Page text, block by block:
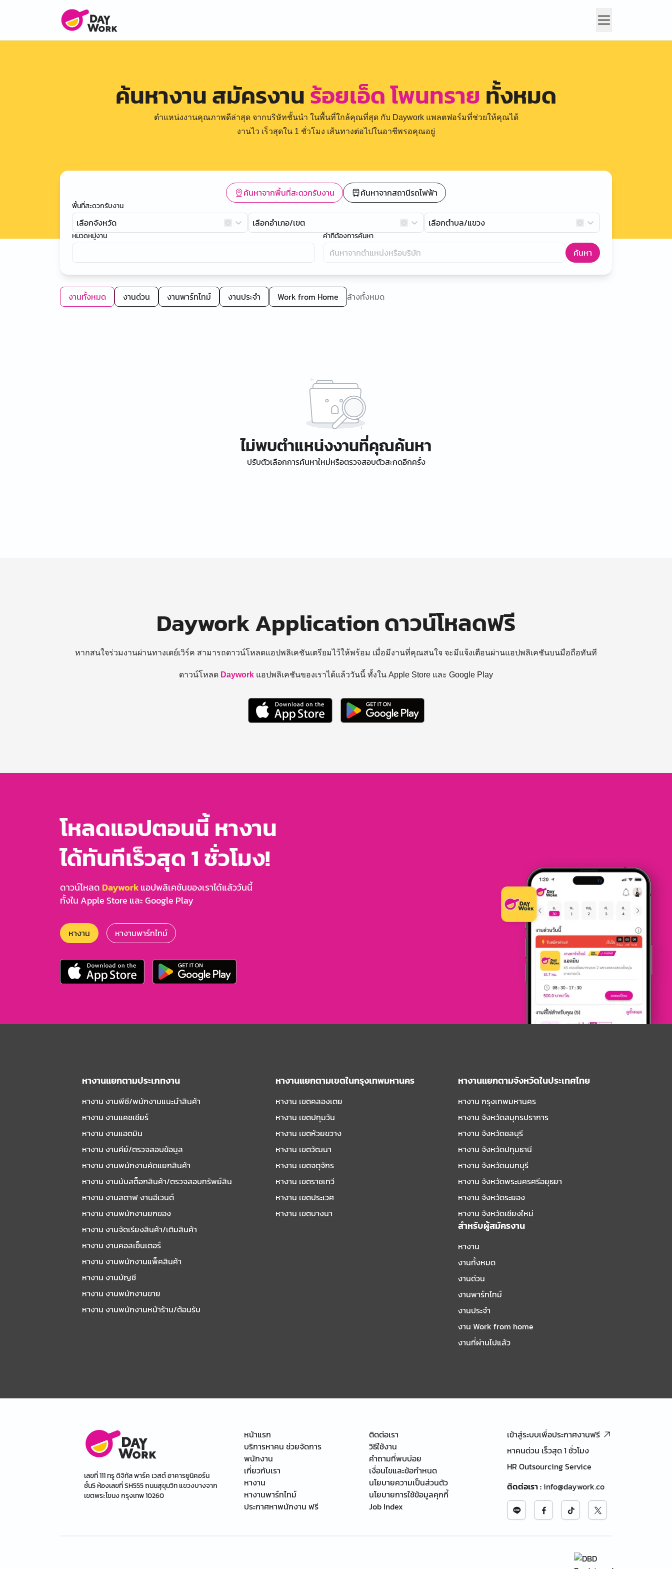
ค้นหางาน สมัครงานร้อยเอ็ด โพนทราย ทั้งหมด
ตำแหน่งงานคุณภาพดีล่าสุด จากบริษัทชั้นนำ ในพื้นที่ใกล้คุณที่สุด กับ Daywork แพลตฟอร์มที่ช่วยให้คุณได้
งานไว เร็วสุดใน 1 ชั่วโมง เส้นทางต่อไปในอาชีพรอคุณอยู่
ค้นหาจากพื้นที่สะดวกรับงาน ค้นหาจากสถานีรถไฟฟ้า
พื้นที่สะดวกรับงาน
เลือกจังหวัด เลือกอำเภอ/เขต เลือกตำบล/แขวง
หมวดหมู่งาน คำที่ต้องการค้นหา
ค้นหา
งานทั้งหมด งานด่วน งานพาร์ทไทม์ งานประจำ Work from Home ล้างทั้งหมด
ไม่พบตำแหน่งงานที่คุณค้นหา
ปรับตัวเลือกการค้นหาใหม่หรือตรวจสอบตัวสะกดอีกครั้ง
Daywork Application ดาวน์โหลดฟรี
หากสนใจร่วมงานผ่านทางเดย์เวิร์ค สามารถดาวน์โหลดแอปพลิเคชันเตรียมไว้ให้พร้อม เมื่อมีงานที่คุณสนใจ จะมีแจ้งเตือนผ่านแอปพลิเคชันบนมือถือทันที
ดาวน์โหลด Daywork แอปพลิเคชันของเราได้แล้ววันนี้ ทั้งใน Apple Store และ Google Play
โหลดแอปตอนนี้ หางาน
ได้ทันทีเร็วสุด 1 ชั่วโมง!
ดาวน์โหลด Dayworkแอปพลิเคชันของเราได้แล้ววันนี้
ทั้งใน Apple Store และ Google Play
หางาน หางานพาร์ทไทม์
หางานแยกตามประเภทงาน
หางาน งานพีซี/พนักงานแนะนําสินค้า
หางาน งานแคชเชียร์
หางาน งานแอดมิน
หางาน งานคีย์/ตรวจสอบข้อมูล
หางาน งานพนักงานคัดแยกสินค้า
หางาน งานนับสต็อกสินค้า/ตรวจสอบทรัพย์สิน
หางาน งานสตาฟ งานอีเวนต์
หางาน งานพนักงานยกของ
หางาน งานจัดเรียงสินค้า/เติมสินค้า
หางาน งานคอลเซ็นเตอร์
หางาน งานพนักงานแพ็คสินค้า
หางาน งานบัญชี
หางาน งานพนักงานขาย
หางาน งานพนักงานหน้าร้าน/ต้อนรับ
หางานแยกตามเขตในกรุงเทพมหานคร
หางาน เขตคลองเตย
หางาน เขตปทุมวัน
หางาน เขตห้วยขวาง
หางาน เขตวัฒนา
หางาน เขตจตุจักร
หางาน เขตราชเทวี
หางาน เขตประเวศ
หางาน เขตบางนา
หางานแยกตามจังหวัดในประเทศไทย
หางาน กรุงเทพมหานคร
หางาน จังหวัดสมุทรปราการ
หางาน จังหวัดชลบุรี
หางาน จังหวัดปทุมธานี
หางาน จังหวัดนนทบุรี
หางาน จังหวัดพระนครศรีอยุธยา
หางาน จังหวัดระยอง
หางาน จังหวัดเชียงใหม่
สำหรับผู้สมัครงาน
หางาน
งานทั้งหมด
งานด่วน
งานพาร์ทไทม์
งานประจำ
งาน Work from home
งานที่ผ่านไปแล้ว
เลขที่ 111 ทรู ดิจิทัล พาร์ค เวสต์ อาคารยูนิคอร์น
ชั้น5 ห้องเลขที่ SH555 ถนนสุขุมวิท แขวงบางจาก
เขตพระโขนง กรุงเทพ 10260
หน้าแรก
บริการหาคน ช่วยจัดการ
พนักงาน
เกี่ยวกับเรา
หางาน
หางานพาร์ทไทม์
ประกาศหาพนักงาน ฟรี
ติดต่อเรา
วิธีใช้งาน
คำถามที่พบบ่อย
เงื่อนไขและข้อกำหนด
นโยบายความเป็นส่วนตัว
นโยบายการใช้ข้อมูลคุกกี้
Job Index
เข้าสู่ระบบเพื่อประกาศงานฟรี
หาคนด่วน เร็วสุด 1 ชั่วโมง
HR Outsourcing Service
ติดต่อเรา:info@daywork.co